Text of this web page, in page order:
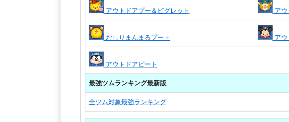
アウトドアプー＆ピグレット ア
おしりまんまるプー＋ ア
アウトドアピート
最強ツムランキング最新版
全ツム対象最強ランキング